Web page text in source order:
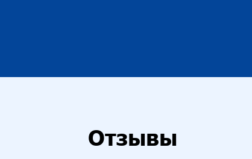
Отзывы